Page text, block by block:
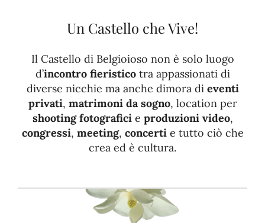
Un Castello che Vive!
Il Castello di Belgioioso non è solo luogo
d’incontro fieristicotra appassionati di
diverse nicchie ma anche dimora di eventi
privati, matrimoni da sogno, location per
shooting fotograficie produzioni video,
congressi, meeting, concertie tutto ciò che
crea ed è cultura.